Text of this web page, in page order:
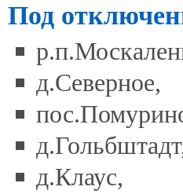
Под
д.Северное,
д.Клаус,